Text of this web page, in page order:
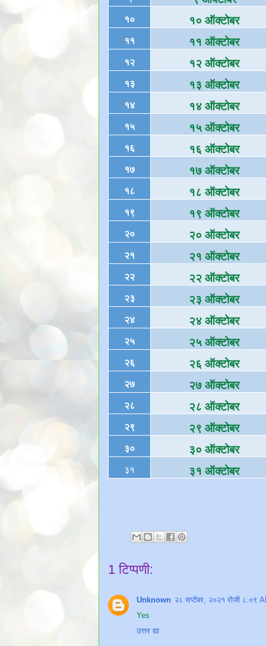
१० १० ऑक्टोबर
११ ११ ऑक्टोबर
१२ १२ ऑक्टोबर
१३ १३ ऑक्टोबर
१४ १४ ऑक्टोबर
१५ १५ ऑक्टोबर
१६ १६ ऑक्टोबर
१७ १७ ऑक्टोबर
१८ १८ ऑक्टोबर
१९ १९ ऑक्टोबर
२० २० ऑक्टोबर
२१ २१ ऑक्टोबर
२२ २२ ऑक्टोबर
२३ २३ ऑक्टोबर
२४ २४ ऑक्टोबर
२५ २५ ऑक्टोबर
२६ २६ ऑक्टोबर
२७ २७ ऑक्टोबर
२८ २८ ऑक्टोबर
२९ २९ ऑक्टोबर
३० ३० ऑक्टोबर
३१ ३१ ऑक्टोबर
1 टिप्पणी:
Unknown २८ सप्टेंबर, २०२१ रोजी ८:०९
Yes
उत्तर द्या